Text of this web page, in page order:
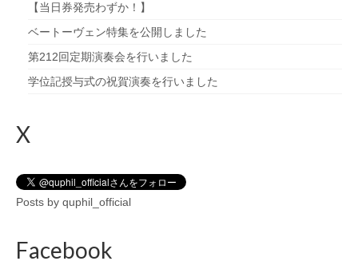
【当日券発売わずか！】
ベートーヴェン特集を公開しました
第212回定期演奏会を行いました
学位記授与式の祝賀演奏を行いました
X
Posts by quphil_official
Facebook